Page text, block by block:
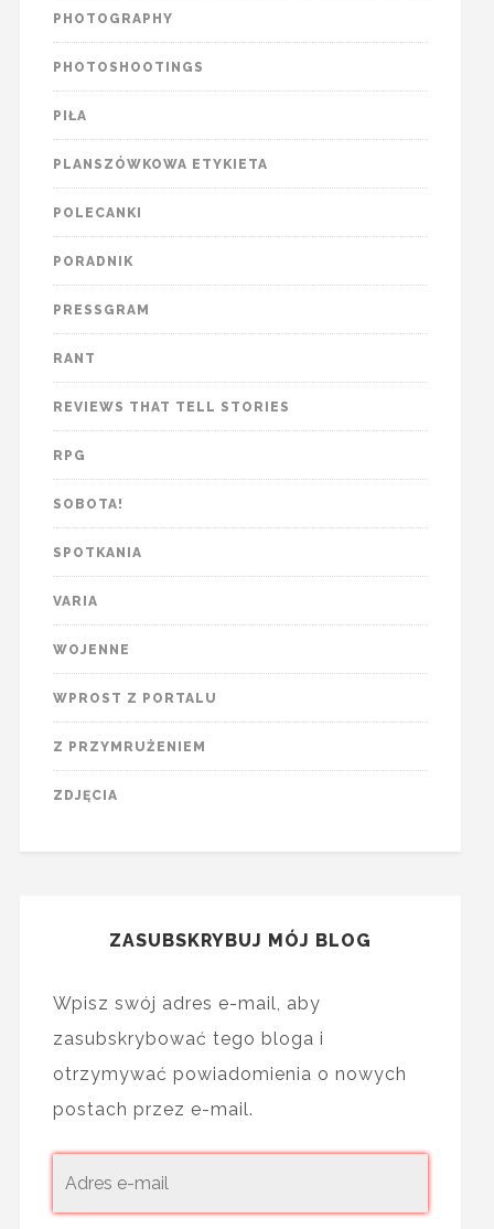
PHOTOGRAPHY
PHOTOSHOOTINGS
PIŁA
PLANSZÓWKOWA ETYKIETA
POLECANKI
PORADNIK
PRESSGRAM
RANT
REVIEWS THAT TELL STORIES
RPG
SOBOTA!
SPOTKANIA
VARIA
WOJENNE
WPROST Z PORTALU
Z PRZYMRUŻENIEM
ZDJĘCIA
ZASUBSKRYBUJ MÓJ BLOG
Wpisz swój adres e-mail, aby
zasubskrybować tego bloga i
otrzymywać powiadomienia o nowych
postach przez e-mail.